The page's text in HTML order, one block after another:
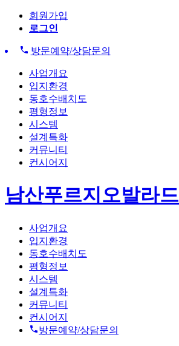
회원가입
로그인
방문예약/상담문의
사업개요
입지환경
동호수배치도
평형정보
시스템
설계특화
커뮤니티
컨시어지
남산푸르지오발라드
사업개요
입지환경
동호수배치도
평형정보
시스템
설계특화
커뮤니티
컨시어지
방문예약/상담문의